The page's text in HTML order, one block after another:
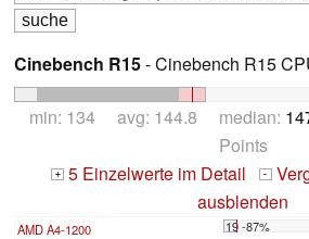
Cinebench R15- Cinebench R15
min: 134 avg: 144.8 median:
Points
+ 5 Einzelwerte im Detail -
ausblenden
AMD A4-1200 19 -87%